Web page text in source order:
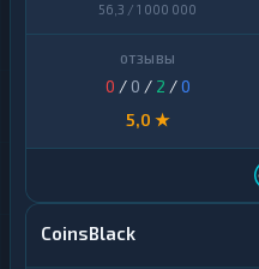
56,3 / 1 000 000
0 / 0 / 2 /0
5,0 ★
CoinsBlack